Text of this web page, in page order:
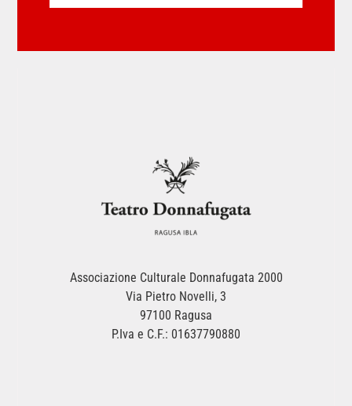
Associazione Culturale Donnafugata 2000
Via Pietro Novelli, 3
97100 Ragusa
P.Iva e C.F.: 01637790880